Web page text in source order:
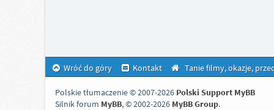
Wróć do góry Kontakt Tanie filmy, okazje,
Polskie tłumaczenie © 2007-2026 Polski Support MyBB
Silnik forum MyBB, © 2002-2026 MyBB Group.